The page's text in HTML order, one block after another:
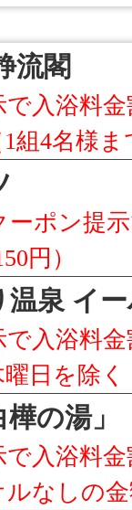
流閣
で入浴料
組4名様ま
ーポン提
円）
温泉 イ
で入浴料
日を除く
の湯」
で入浴料
ルなしの